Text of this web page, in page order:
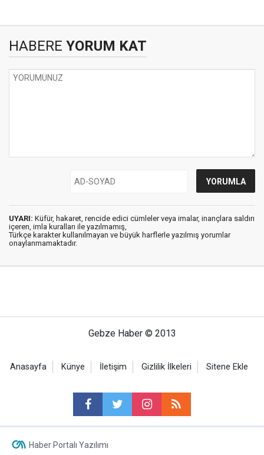
HABERE YORUM KAT
UYARI: Küfür, hakaret, rencide edici cümleler veya imalar, inançlara saldırı
içeren, imla kuralları ile yazılmamış,
Türkçe karakter kullanılmayan ve büyük harflerle yazılmış yorumlar
onaylanmamaktadır.
Gebze Haber © 2013
Anasayfa Künye İletişim Gizlilik İlkeleri Sitene Ekle
Haber Portalı Yazılımı